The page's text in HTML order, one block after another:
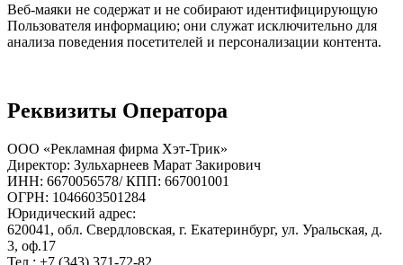
Веб-маяки не содержат и не собирают идентифицирующую
Пользователя информацию; они служат исключительно для
анализа поведения посетителей и персонализации контента.
Реквизиты Оператора
ООО «Рекламная фирма Хэт-Трик»
Директор: Зульхарнеев Марат Закирович
ИНН: 6670056578/ КПП: 667001001
ОГРН: 1046603501284
Юридический адрес:
620041, обл. Свердловская, г. Екатеринбург, ул. Уральская, д.
3, оф.17
Тел.: +7 (343) 371-72-82